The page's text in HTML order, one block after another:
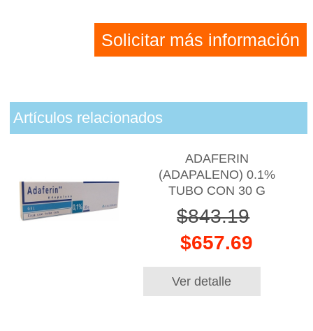
Solicitar más información
Artículos relacionados
ADAFERIN
(ADAPALENO) 0.1%
TUBO CON 30 G
$843.19
$657.69
Ver detalle